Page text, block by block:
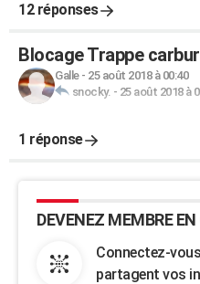
12 réponses
Blocage Trappe
Galle- 25 août 2018 à 00:40
snocky. - 25 août 2018 à
1 réponse
DEVENEZ MEMBRE
Connectez-
partagent vos